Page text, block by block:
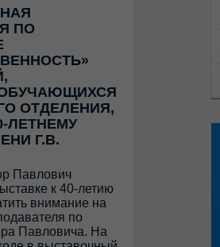
ПО
ОТДЕЛЕНИЯ,
ЛЕТНЕМУ
Г.В.
Павлович
к 40-летию
внимание на
по
Павловича. На